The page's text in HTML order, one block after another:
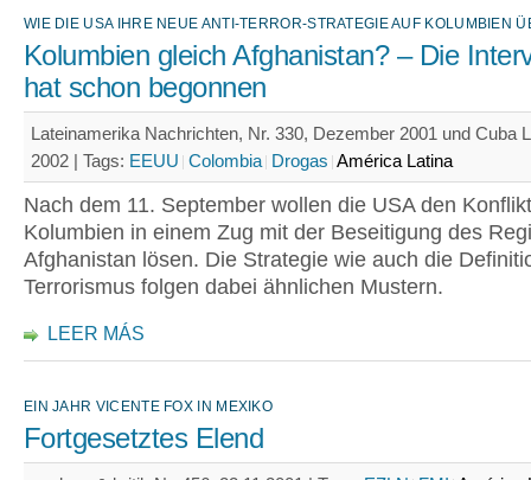
WIE DIE USA IHRE NEUE ANTI-TERROR-STRATEGIE AUF KOLUMBIEN
Kolumbien gleich Afghanistan? – Die
hat schon begonnen
Lateinamerika Nachrichten, Nr. 330, Dezember 2001 und Cuba
2002 | Tags: EEUU Colombia Drogas América Latina
Nach dem 11. September wollen die USA den
Kolumbien in einem Zug mit der Beseitigung des
Afghanistan lösen. Die Strategie wie auch die
Terrorismus folgen dabei ähnlichen Mustern.
LEER MÁS
EIN JAHR VICENTE FOX IN MEXIKO
Fortgesetztes Elend